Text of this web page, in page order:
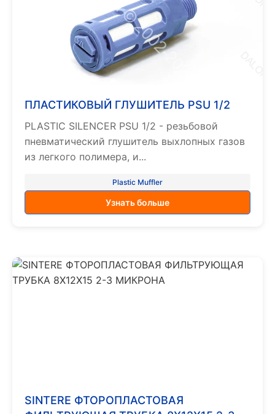
ПЛАСТИКОВЫЙ ГЛУШИТЕЛЬ PSU 1/2
PLASTIC SILENCER PSU 1/2 - резьбовой
пневматический глушитель выхлопных газов
из легкого полимера, и...
Plastic Muffler
Узнать больше
SINTERE ФТОРОПЛАСТОВАЯ